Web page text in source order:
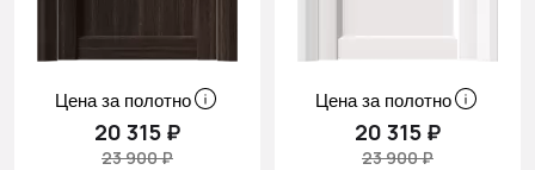
Цена за полотно
20 315 ₽
23 900 ₽
Цена за полотно
20 315 ₽
23 900 ₽